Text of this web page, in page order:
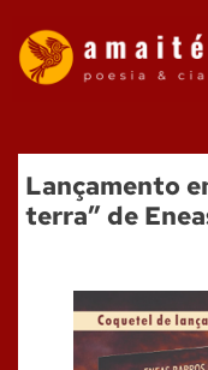
Lançamento
terra” de